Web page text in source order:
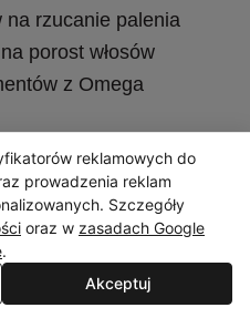
na rzucanie palenia
porost włosów
z Omega
reklamowych do
prowadzenia reklam
Szczegóły
oraz w zasadach Google
.
Akceptuj